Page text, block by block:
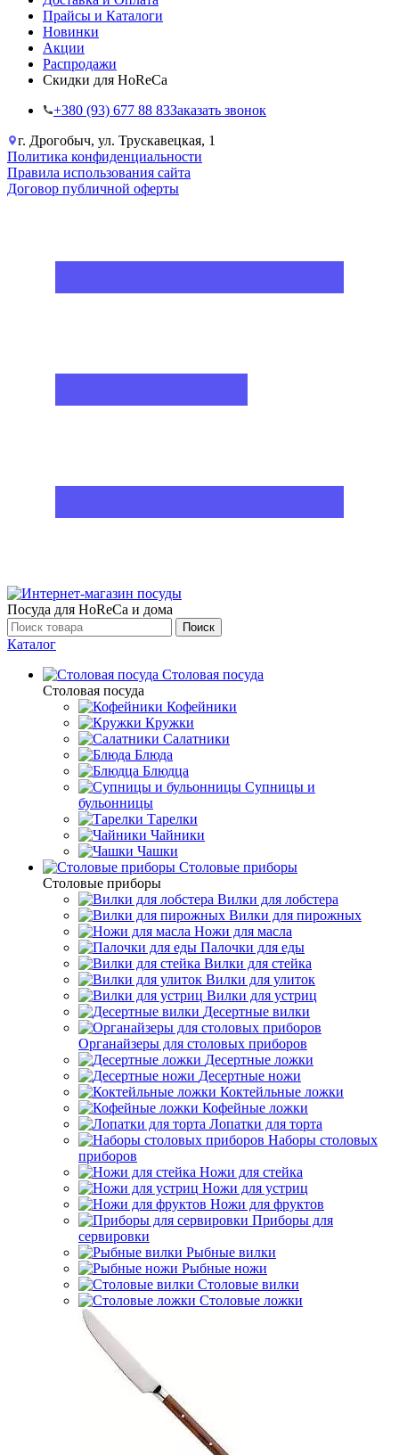
Прайсы и Каталоги
Новинки
Акции
Распродажи
Скидки для HoReCa
+38‎0 (93) 677 88 83Заказать звонок
г. Дрогобыч, ул. Трускавецкая, 1
Политика конфиденциальности
Правила использования сайта
Договор публичной оферты
Посуда для HoReCa и дома
Поиск
Каталог
Столовая посуда
Столовая посуда
Кофейники
Кружки
Салатники
Блюда
Блюдца
Супницы и
бульонницы
Тарелки
Чайники
Чашки
Cтоловые приборы
Cтоловые приборы
Вилки для лобстера
Вилки для пирожных
Ножи для масла
Палочки для еды
Вилки для стейка
Вилки для улиток
Вилки для устриц
Десертные вилки
Органайзеры для столовых приборов
Десертные ложки
Десертные ножи
Коктейльные ложки
Кофейные ложки
Лопатки для торта
Наборы столовых
приборов
Ножи для стейка
Ножи для устриц
Ножи для фруктов
Приборы для
сервировки
Рыбные вилки
Рыбные ножи
Столовые вилки
Столовые ложки